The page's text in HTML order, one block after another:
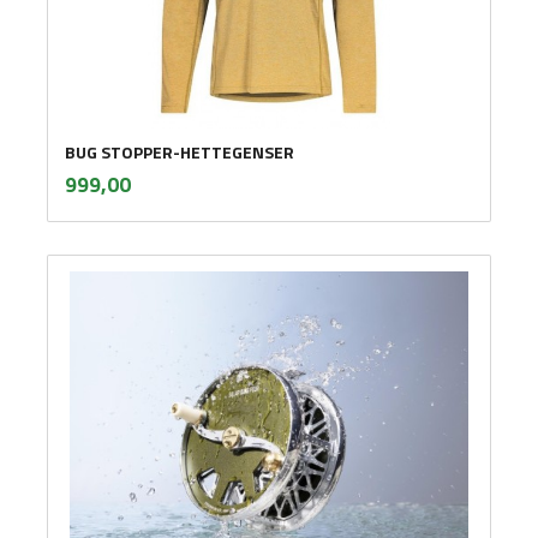
BUG STOPPER-HETTEGENSER
Pris
999,00mva.